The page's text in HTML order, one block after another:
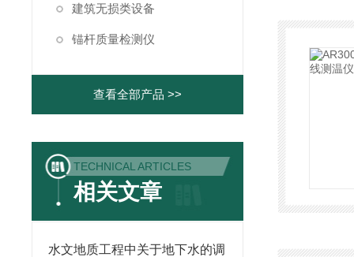
建筑无损类设备
锚杆质量检测仪
查看全部产品 >>
TECHNICAL ARTICLES
相关文章
水文地质工程中关于地下水的调